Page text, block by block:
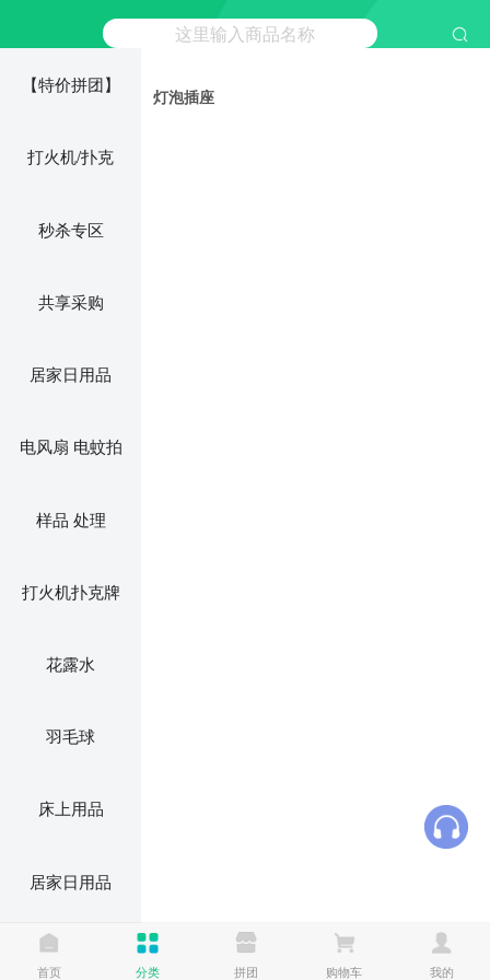
【特价拼团】
打火机/扑克
秒杀专区
共享采购
居家日用品
电风扇 电蚊拍
样品 处理
打火机扑克牌
花露水
羽毛球
床上用品
居家日用品
电风扇 电蚊拍
灯泡插座
首页 分类 拼团 购物车 我的